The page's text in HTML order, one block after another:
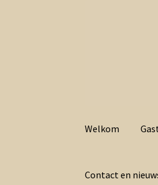
door
naar
Welkom
Contact en